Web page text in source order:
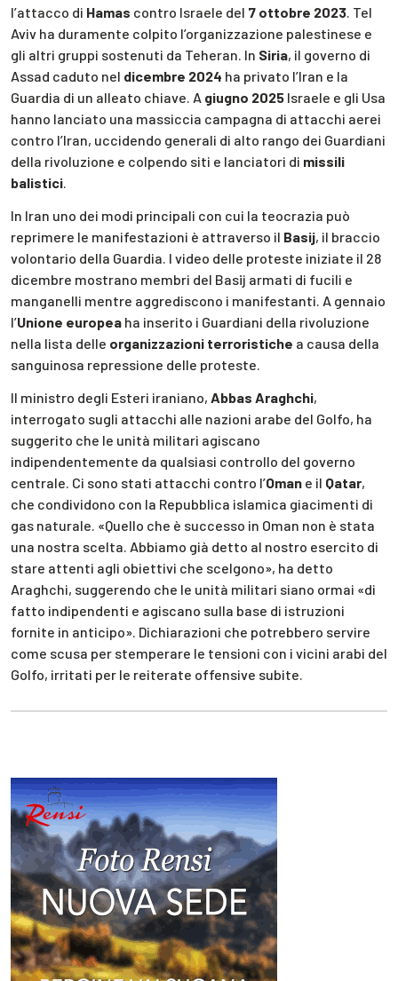
l’attacco di Hamas contro Israele del 7 ottobre 2023. Tel
Aviv ha duramente colpito l’organizzazione palestinese e
gli altri gruppi sostenuti da Teheran. In Siria, il governo di
Assad caduto nel dicembre 2024 ha privato l’Iran e la
Guardia di un alleato chiave. A giugno 2025 Israele e gli Usa
hanno lanciato una massiccia campagna di attacchi aerei
contro l’Iran, uccidendo generali di alto rango dei Guardiani
della rivoluzione e colpendo siti e lanciatori di missili
balistici.
In Iran uno dei modi principali con cui la teocrazia può
reprimere le manifestazioni è attraverso il Basij, il braccio
volontario della Guardia. I video delle proteste iniziate il 28
dicembre mostrano membri del Basij armati di fucili e
manganelli mentre aggrediscono i manifestanti. A gennaio
l’Unione europea ha inserito i Guardiani della rivoluzione
nella lista delle organizzazioni terroristiche a causa della
sanguinosa repressione delle proteste.
Il ministro degli Esteri iraniano, Abbas Araghchi,
interrogato sugli attacchi alle nazioni arabe del Golfo, ha
suggerito che le unità militari agiscano
indipendentemente da qualsiasi controllo del governo
centrale. Ci sono stati attacchi contro l’Oman e il Qatar,
che condividono con la Repubblica islamica giacimenti di
gas naturale. «Quello che è successo in Oman non è stata
una nostra scelta. Abbiamo già detto al nostro esercito di
stare attenti agli obiettivi che scelgono», ha detto
Araghchi, suggerendo che le unità militari siano ormai «di
fatto indipendenti e agiscano sulla base di istruzioni
fornite in anticipo». Dichiarazioni che potrebbero servire
come scusa per stemperare le tensioni con i vicini arabi del
Golfo, irritati per le reiterate offensive subite.